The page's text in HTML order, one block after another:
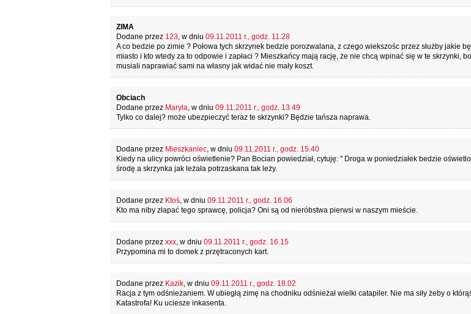
ZIMA
Dodane przez 123, w dniu 09.11.2011 r., godz. 11.28
A co bedzie po zimie ? Połowa tych skrzynek bedzie porozwalana, z czego wiekszośc przez służby jakie
miasto i kto wtedy za to odpowie i zapłaci ? Mieszkańcy mają rację, że nie chcą wpinać się w te skrzynki,
musiali naprawiać sami na własny jak widać nie mały koszt.
Obciach
Dodane przez Maryla, w dniu 09.11.2011 r., godz. 13.49
Tylko co dalej? może ubezpieczyć teraz te skrzynki? Będzie tańsza naprawa.
Dodane przez Mieszkaniec, w dniu 09.11.2011 r., godz. 15.40
Kiedy na ulicy powróci oświetlenie? Pan Bocian powiedział, cytuję: " Droga w poniedziałek bedzie
środę a skrzynka jak leżała potrzaskana tak leży.
Dodane przez Ktoś, w dniu 09.11.2011 r., godz. 16.06
Kto ma niby złapać tego sprawcę, policja? Oni są od nieróbstwa pierwsi w naszym mieście.
Dodane przez xxx, w dniu 09.11.2011 r., godz. 16.15
Przypomina mi to domek z przętraconych kart.
Dodane przez Kazik, w dniu 09.11.2011 r., godz. 18.02
Racja z tym odśnieżaniem. W ubiegłą zimę na chodniku odśnieżał wielki catapiler. Nie ma siły żeby o
Katastrofa! Ku uciesze inkasenta.